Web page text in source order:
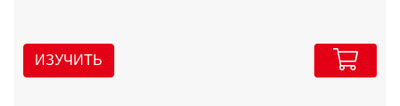
ИЗУЧИТЬ